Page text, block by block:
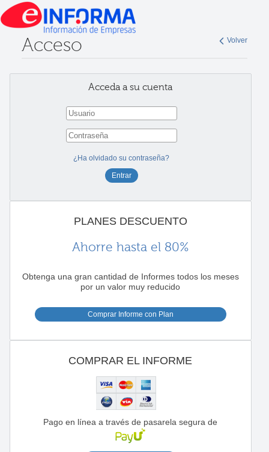
Volver
Acceso
Acceda a su cuenta
¿Ha olvidado su contraseña?
PLANES DESCUENTO
Ahorre hasta el 80%
Obtenga una gran cantidad de Informes todos los meses
por un valor muy reducido
Comprar Informe con Plan
COMPRAR EL INFORME
Pago en línea a través de pasarela segura de